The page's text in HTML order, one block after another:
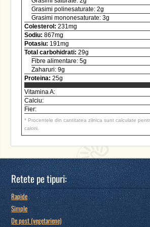
Grasimi polinesaturate: 2g
Grasimi mononesaturate: 3g
Colesterol: 231mg
Sodiu: 867mg
Potasiu: 191mg
Total carbohidrati: 29g
Fibre alimentare: 5g
Zaharuri: 9g
Proteina: 25g
Vitamina A:
Calciu:
Fier:
* Procentele din cantitatea zilnica sunt calculate
calorii.
Retete pe tipuri:
Rapide
Simple
De post (vegetariene)